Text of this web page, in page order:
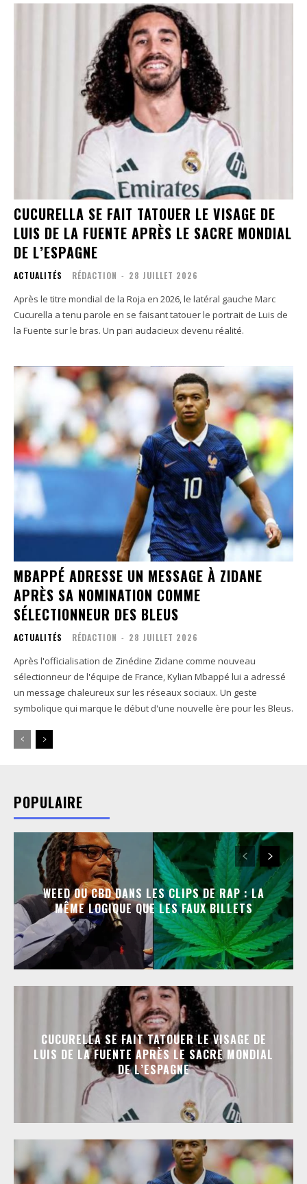
CUCURELLA SE FAIT TATOUER LE VISAGE DE
LUIS DE LA FUENTE APRÈS LE SACRE MONDIAL
DE L’ESPAGNE
ACTUALITÉS RÉDACTION - 28 JUILLET 2026
Après le titre mondial de la Roja en 2026, le latéral gauche Marc
Cucurella a tenu parole en se faisant tatouer le portrait de Luis de
la Fuente sur le bras. Un pari audacieux devenu réalité.
MBAPPÉ ADRESSE UN MESSAGE À ZIDANE
APRÈS SA NOMINATION COMME
SÉLECTIONNEUR DES BLEUS
ACTUALITÉS RÉDACTION - 28 JUILLET 2026
Après l'officialisation de Zinédine Zidane comme nouveau
sélectionneur de l'équipe de France, Kylian Mbappé lui a adressé
un message chaleureux sur les réseaux sociaux. Un geste
symbolique qui marque le début d'une nouvelle ère pour les Bleus.
POPULAIRE
WEED OU CBD DANS LES CLIPS DE RAP : LA
MÊME LOGIQUE QUE LES FAUX BILLETS
CUCURELLA SE FAIT TATOUER LE VISAGE DE
LUIS DE LA FUENTE APRÈS LE SACRE MONDIAL
DE L’ESPAGNE